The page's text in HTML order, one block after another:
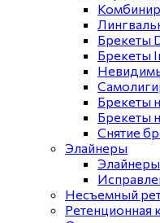
Брекеты
Брекеты
Брекеты
Брекеты
Снятие
Элайнеры
Элайнеры
Несъемный
Ретенционная